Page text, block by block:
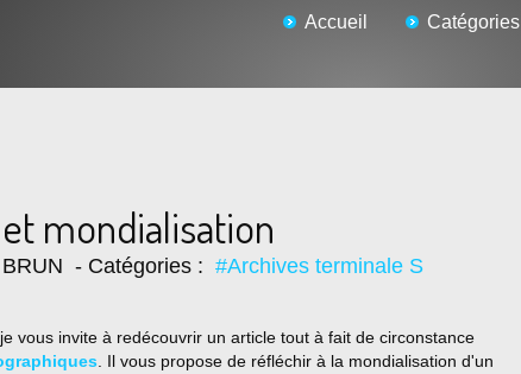
Accueil Catégories
mondialisation
- Catégories : #Archives terminale S
vous invite à redécouvrir un article tout à fait de circonstance
. Il vous propose de réfléchir à la mondialisation d'un